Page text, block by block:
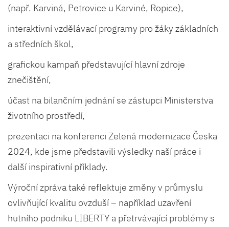
(např. Karviná, Petrovice u Karviné, Ropice),
interaktivní vzdělávací programy pro žáky základních
a středních škol,
grafickou kampaň představující hlavní zdroje
znečištění,
účast na bilančním jednání se zástupci Ministerstva
životního prostředí,
prezentaci na konferenci Zelená modernizace Česka
2024, kde jsme představili výsledky naší práce i
další inspirativní příklady.
Výroční zpráva také reflektuje změny v průmyslu
ovlivňující kvalitu ovzduší – například uzavření
hutního podniku LIBERTY a přetrvávající problémy s